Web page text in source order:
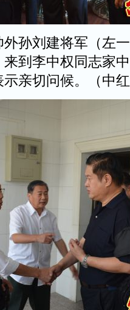
孙刘建将军（左
到李中权同志家
亲切问候。（中